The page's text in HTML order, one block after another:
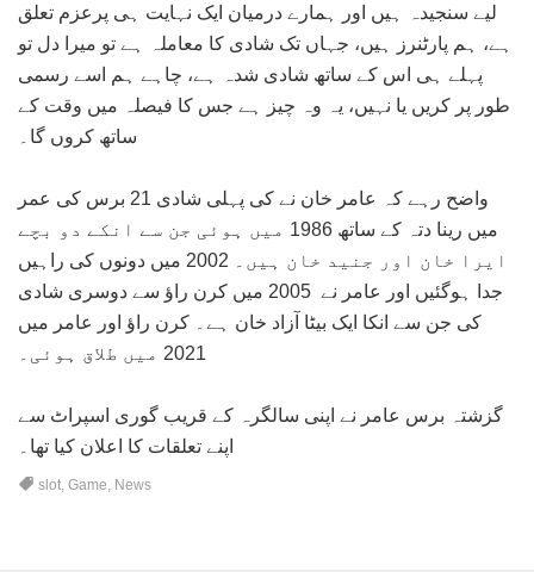
لیے سنجیدہ ہیں اور ہمارے درمیان ایک نہایت ہی پرعزم تعلق
ہے، ہم پارٹنرز ہیں، جہاں تک شادی کا معاملہ ہے تو میرا دل تو
پہلے ہی اس کے ساتھ شادی شدہ ہے، چاہے ہم اسے رسمی
طور پر کریں یا نہیں، یہ وہ چیز ہے جس کا فیصلہ میں وقت کے
ساتھ کروں گا۔
واضح رہے کہ عامر خان نے کی پہلی شادی 21 برس کی عمر
میں رینا دتہ کے ساتھ 1986 میں ہوئی جن سے انکے دو بچے
ایرا خان اور جنید خان ہیں۔ 2002 میں دونوں کی راہیں
جدا ہوگئیں اور عامر نے 2005 میں کرن راؤ سے دوسری شادی
کی جن سے انکا ایک بیٹا آزاد خان ہے۔ کرن راؤ اور عامر میں
گزشتہ برس عامر نے اپنی سالگرہ کے قریب گوری اسپراٹ سے
اپنے تعلقات کا اعلان کیا تھا۔
slot,Game, News